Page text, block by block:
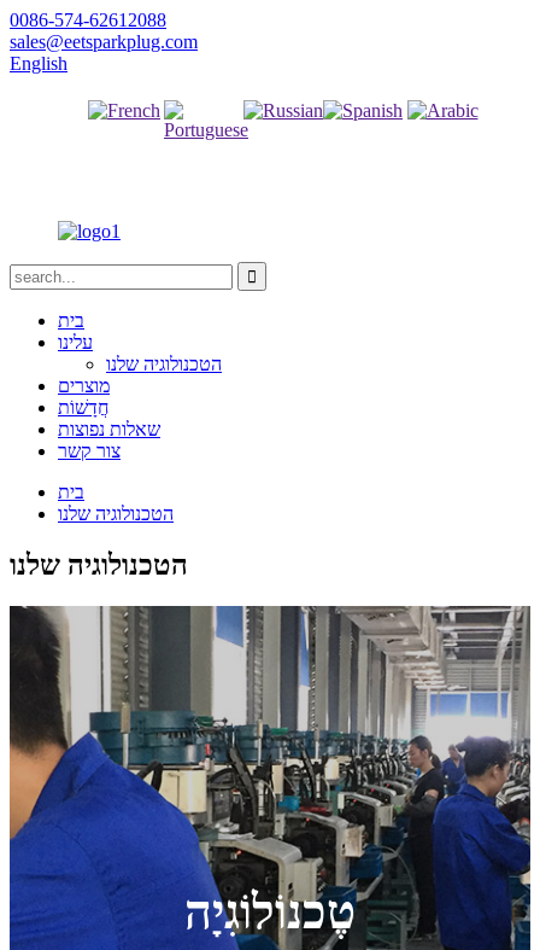
0086-574-62612088
sales@eetsparkplug.com
English
בית
עלינו
הטכנולוגיה שלנו
מוצרים
חֲדָשׁוֹת
שאלות נפוצות
צור קשר
בית
הטכנולוגיה שלנו
הטכנולוגיה שלנו
טֶכנוֹלוֹגִיָה